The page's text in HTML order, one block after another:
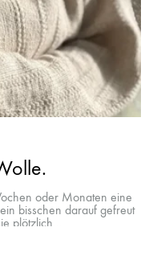
oder Monaten eine
bisschen darauf gefreut
plötzlich…